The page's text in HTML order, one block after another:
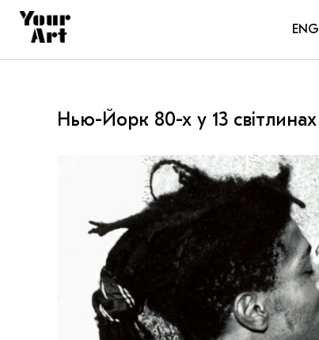
ENG
Нью-Йорк 80-х у 13 світлинах